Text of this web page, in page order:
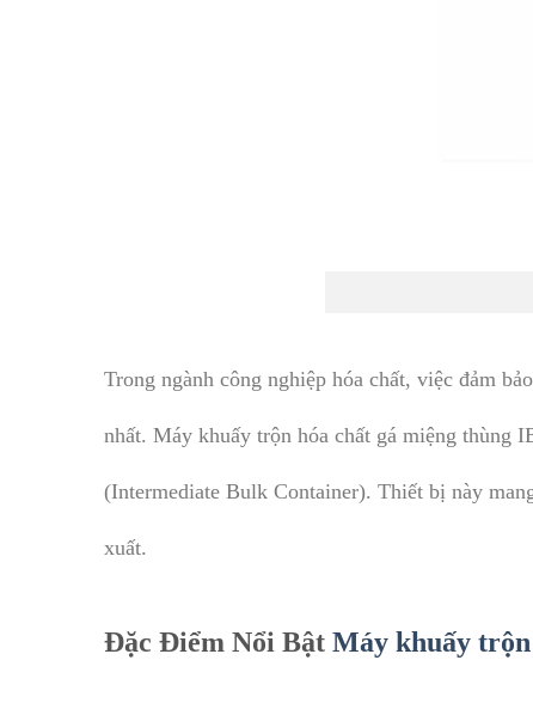
Trong ngành công nghiệp hóa chất, việc đảm
nhất. Máy khuấy trộn hóa chất gá miệng thùng
(Intermediate Bulk Container). Thiết bị này
xuất.
Đặc Điểm Nổi Bật Máy khuấy trộn